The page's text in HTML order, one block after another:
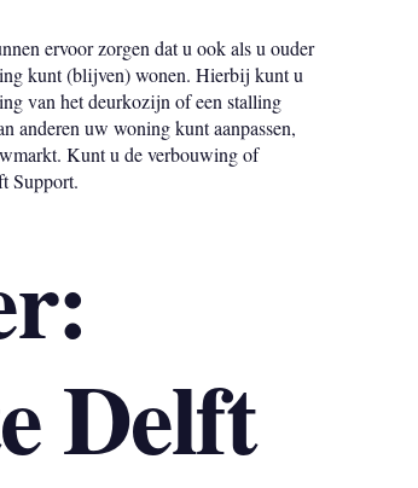
ervoor zorgen dat u ook als u ouder
kunt (blijven) wonen. Hierbij kunt u
van het deurkozijn of een stalling
anderen uw woning kunt aanpassen,
Kunt u de verbouwing of
Support.
Delft